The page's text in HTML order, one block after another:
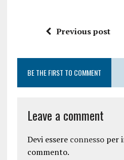
Previous post
BE THE FIRST TO COMMENT
Leave a comment
Devi essere connessoper
commento.